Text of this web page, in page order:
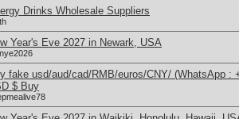
Drinks Wholesale Suppliers
Year's Eve 2027 in Newark, USA
fake usd/aud/cad/RMB/euros/CNY/ (WhatsApp :
$ Buy